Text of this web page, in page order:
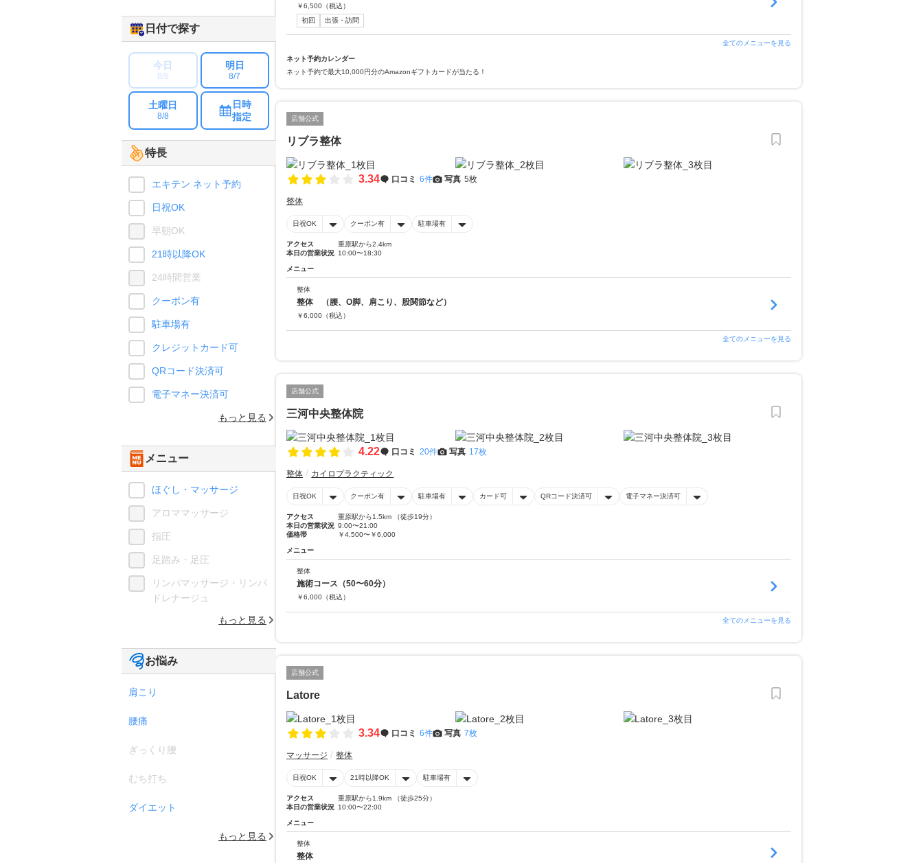
￥6,500 （税込）
初回
出張・訪問
全てのメニューを見る
ネット予約カレンダー
ネット予約で最大10,000円分のAmazonギフトカードが当たる！
店舗公式
リブラ整体
3.34 口コミ 6件 写真 5枚
整体
日祝OK クーポン有 駐車場有
アクセス
重原駅から2.4km
本日の営業状況 10:00〜18:30
メニュー
整体
整体 （腰、O脚、肩こり、股関節など）
￥6,000 （税込）
全てのメニューを見る
店舗公式
三河中央整体院
4.22 口コミ 20件 写真 17枚
整体 カイロプラクティック
日祝OK クーポン有 駐車場有 カード可 QRコード決済可 電子マネー決済可
アクセス
重原駅から1.5km （徒歩19分）
本日の営業状況 9:00〜21:00
価格帯
￥4,500〜￥6,000
メニュー
整体
施術コース（50〜60分）
￥6,000 （税込）
全てのメニューを見る
店舗公式
Latore
3.34 口コミ 6件 写真 7枚
マッサージ 整体
日祝OK 21時以降OK 駐車場有
アクセス
重原駅から1.9km （徒歩25分）
本日の営業状況 10:00〜22:00
メニュー
整体
整体
日付で探す
今日
8/6
明日
8/7
土曜日
8/8
日時
指定
特長
エキテン ネット予約
日祝OK
早朝OK
21時以降OK
24時間営業
クーポン有
駐車場有
クレジットカード可
QRコード決済可
電子マネー決済可
もっと見る
メニュー
ほぐし・マッサージ
アロママッサージ
指圧
足踏み・足圧
リンパマッサージ・リンパ
ドレナージュ
もっと見る
お悩み
肩こり
腰痛
ぎっくり腰
むち打ち
ダイエット
もっと見る